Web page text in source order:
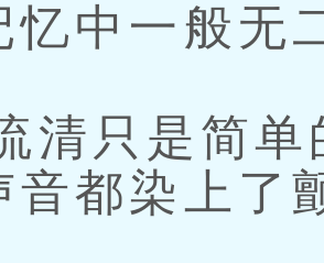
忆中一般无
只是简单
音都染上了